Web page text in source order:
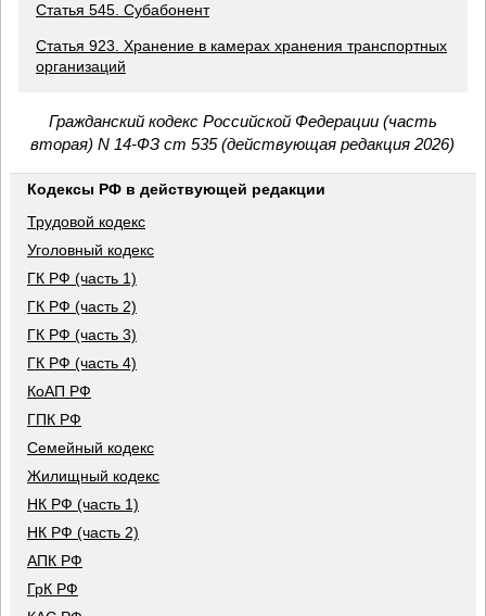
Статья 545. Субабонент
Статья 923. Хранение в камерах хранения транспортных
организаций
Гражданский кодекс Российской Федерации (часть
вторая) N 14-ФЗ ст 535 (действующая редакция 2026)
Кодексы РФ в действующей редакции
Трудовой кодекс
Уголовный кодекс
ГК РФ (часть 1)
ГК РФ (часть 2)
ГК РФ (часть 3)
ГК РФ (часть 4)
КоАП РФ
ГПК РФ
Семейный кодекс
Жилищный кодекс
НК РФ (часть 1)
НК РФ (часть 2)
АПК РФ
ГрК РФ